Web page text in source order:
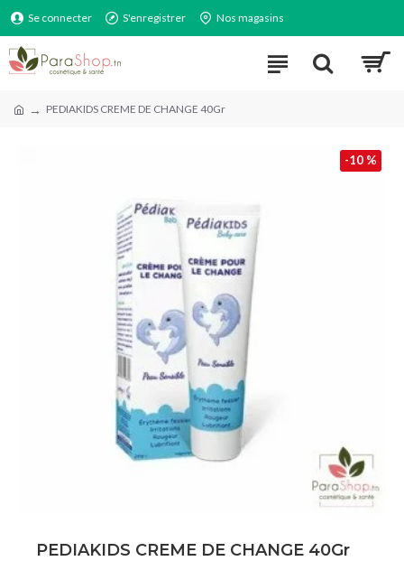
Se connecter S'enregistrer Nos magasins
PEDIAKIDS CREME DE CHANGE 40Gr
-10 %
PEDIAKIDS CREME DE CHANGE 40Gr